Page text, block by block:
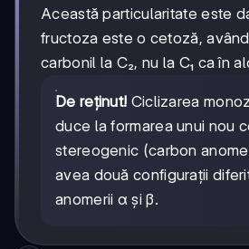
Această particularitate este
fructoza este o cetoză,
carbonil la C₂, nu la C₁ ca în
De reținut! Ciclizarea
duce la formarea unui nou
stereogenic (carbon
avea două configurații
anomerii α și β.